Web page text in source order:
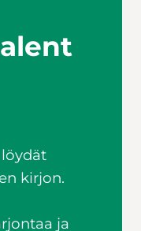
kirjon.
ja